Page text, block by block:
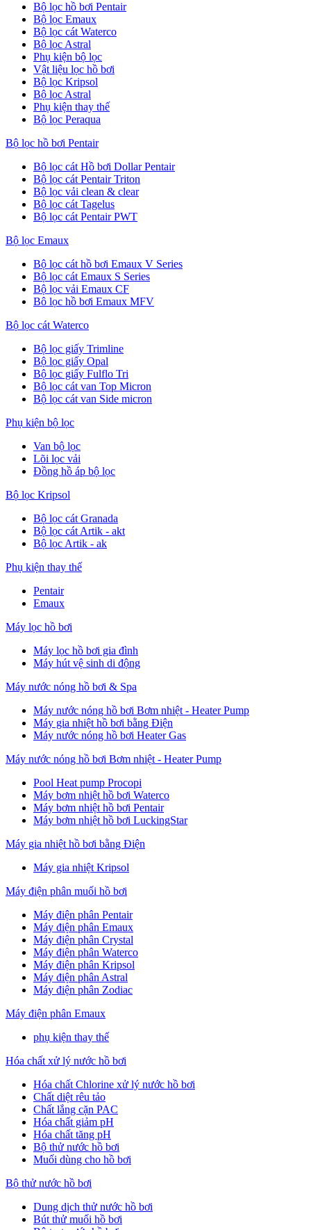
Bộ lọc hồ bơi Pentair
Bộ lọc Emaux
Bộ lọc cát Waterco
Bộ lọc Astral
Phụ kiện bộ lọc
Vật liệu lọc hồ bơi
Bộ lọc Kripsol
Bộ lọc Astral
Phụ kiện thay thế
Bộ lọc Peraqua
Bộ lọc hồ bơi Pentair
Bộ lọc cát Hồ bơi Dollar Pentair
Bộ lọc cát Pentair Triton
Bộ lọc vải clean & clear
Bộ lọc cát Tagelus
Bộ lọc cát Pentair PWT
Bộ lọc Emaux
Bộ lọc cát hồ bơi Emaux V Series
Bộ lọc cát Emaux S Series
Bộ lọc vải Emaux CF
Bô lọc hồ bơi Emaux MFV
Bộ lọc cát Waterco
Bộ lọc giấy Trimline
Bộ lọc giấy Opal
Bộ lọc giấy Fulflo Tri
Bộ lọc cát van Top Micron
Bộ lọc cát van Side micron
Phụ kiện bộ lọc
Van bộ lọc
Lõi lọc vải
Đồng hồ áp bộ lọc
Bộ lọc Kripsol
Bộ lọc cát Granada
Bộ lọc cát Artik - akt
Bộ lọc Artik - ak
Phụ kiện thay thế
Pentair
Emaux
Máy lọc hồ bơi
Máy lọc hồ bơi gia đình
Máy hút vệ sinh di động
Máy nước nóng hồ bơi & Spa
Máy nước nóng hồ bơi Bơm nhiệt - Heater Pump
Máy gia nhiệt hồ bơi bằng Điện
Máy nước nóng hồ bơi Heater Gas
Máy nước nóng hồ bơi Bơm nhiệt - Heater Pump
Pool Heat pump Procopi
Máy bơm nhiệt hồ bơi Waterco
Máy bơm nhiệt hồ bơi Pentair
Máy bơm nhiệt hồ bơi LuckingStar
Máy gia nhiệt hồ bơi bằng Điện
Máy gia nhiệt Kripsol
Máy điện phân muối hồ bơi
Máy điện phân Pentair
Máy điện phân Emaux
Máy điện phân Crystal
Máy điện phân Waterco
Máy điện phân Kripsol
Máy điện phân Astral
Máy điện phân Zodiac
Máy điện phân Emaux
phụ kiện thay thế
Hóa chất xử lý nước hồ bơi
Hóa chất Chlorine xử lý nước hồ bơi
Chất diệt rêu tảo
Chất lắng cặn PAC
Hóa chất giảm pH
Hóa chất tăng pH
Bộ thử nước hồ bơi
Muối dùng cho hồ bơi
Bộ thử nước hồ bơi
Dung dịch thử nước hồ bơi
Bút thử muối hồ bơi